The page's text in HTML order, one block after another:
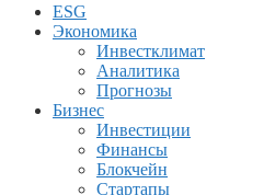
ESG
Экономика
Инвестклимат
Аналитика
Прогнозы
Бизнес
Инвестиции
Финансы
Блокчейн
Стартапы